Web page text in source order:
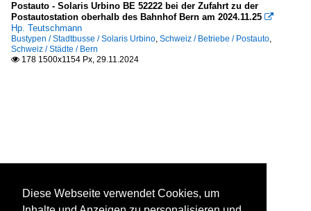
Postauto - Solaris Urbino BE 52222 bei der Zufahrt zu der
Postautostation oberhalb des Bahnhof Bern am 2024.11.25 
Hp. Teutschmann
Bustypen / Stadtbusse / Solaris Urbino, Schweiz / Betriebe / Postauto,
Schweiz / Städte / Bern
 178 1500x1154 Px, 29.11.2024
Diese Webseite verwendet Cookies, um